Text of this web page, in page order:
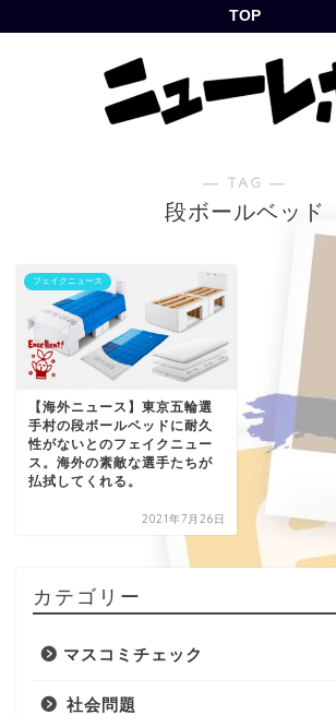
TOP
― TAG ―
段ボールベッド
フェイクニュース
【海外ニュース】東京五輪選
手村の段ボールベッドに耐久
性がないとのフェイクニュー
ス。海外の素敵な選手たちが
払拭してくれる。
2021年7月26日
カテゴリー
マスコミチェック
社会問題